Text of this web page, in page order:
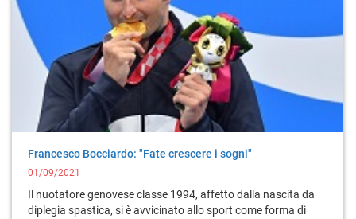
Francesco Bocciardo: "Fate crescere i sogni"
01/09/2021
Il nuotatore genovese classe 1994, affetto dalla nascita da
diplegia spastica, si è avvicinato allo sport come forma di